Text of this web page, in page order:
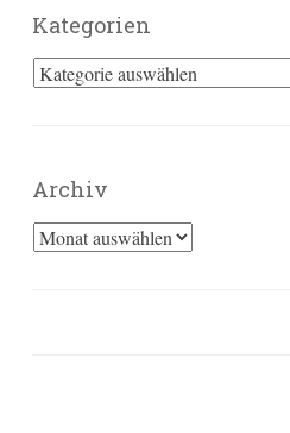
Kategorien
Kategorien
Archiv
Archiv